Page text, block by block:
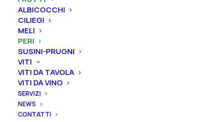
ALBICOCCHI
CILIEGI
MELI
PERI
SUSINI-PRUGNI
VITI
VITI DA TAVOLA
VITI DA VINO
SERVIZI
NEWS
CONTATTI
Svuota
Pero
"Angelica"
quantità
Ordina subito questo prodotto!
Puoi acquistare ora questo prodotto contattandoci e
indicando la dimensione del vaso desiderata e la
quantità